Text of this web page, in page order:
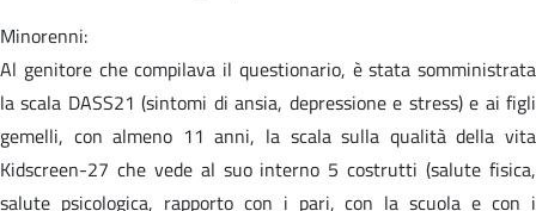
Minorenni:
Al genitore che compilava il questionario, è stata somministrata
la scala DASS21 (sintomi di ansia, depressione e stress) e ai figli
gemelli, con almeno 11 anni, la scala sulla qualità della vita
Kidscreen-27 che vede al suo interno 5 costrutti (salute fisica,
salute psicologica, rapporto con i pari, con la scuola e con i